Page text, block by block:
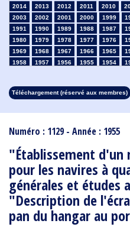
Numéro : 1129 - Année : 1955
"Établissement
pour les navires à
générales et études
"Description de
pan du hangar au
2014
2013 2012 2011 2010
2003
2002 2001 2000 1999
1991
1990 1989 1988 1987
1980
1979 1978 1977 1976
1969
1968 1967 1966 1965
1958
1957 1956 1955 1954
1913
1912 1911 1910 1909
Téléchargement (réservé aux membres)